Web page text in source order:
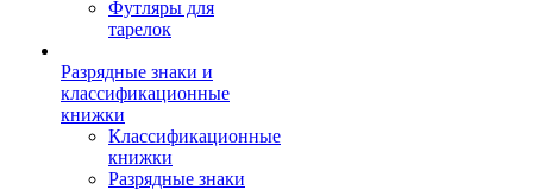
Футляры для
тарелок
Разрядные знаки и
классификационные
книжки
Классификационные
книжки
Разрядные знаки